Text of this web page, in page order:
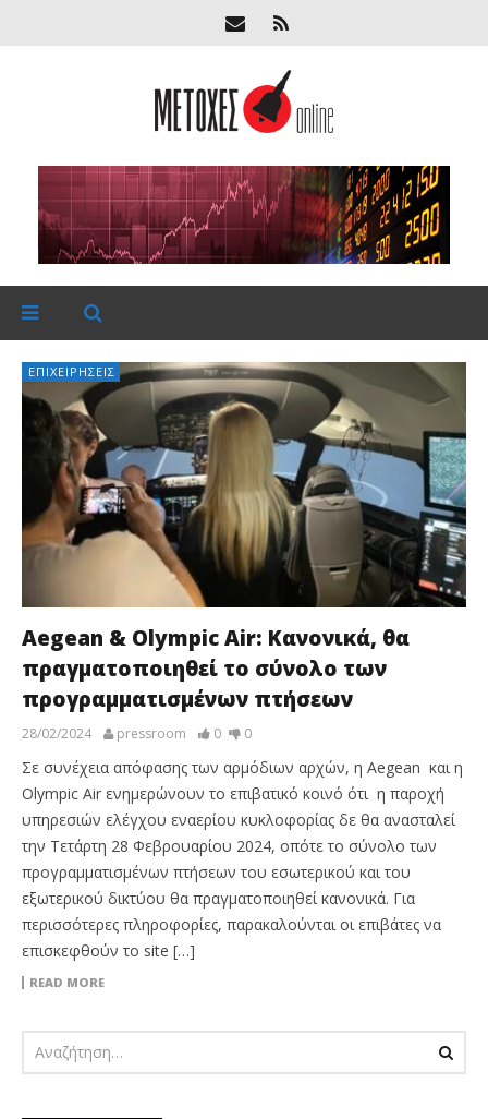
ΕΠΙΧΕΙΡΉΣΕΙΣ
Aegean & Olympic Air: Κανονικά, θα
πραγματοποιηθεί το σύνολο των
προγραμματισμένων πτήσεων
28/02/2024 pressroom 0 0
Σε συνέχεια απόφασης των αρμόδιων αρχών, η Aegean και η
Olympic Air ενημερώνουν το επιβατικό κοινό ότι η παροχή
υπηρεσιών ελέγχου εναερίου κυκλοφορίας δε θα ανασταλεί
την Τετάρτη 28 Φεβρουαρίου 2024, οπότε το σύνολο των
προγραμματισμένων πτήσεων του εσωτερικού και του
εξωτερικού δικτύου θα πραγματοποιηθεί κανονικά. Για
περισσότερες πληροφορίες, παρακαλούνται οι επιβάτες να
επισκεφθούν το site […]
READ MORE